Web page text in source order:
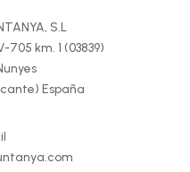
S.L
km. 1 (03839)
España